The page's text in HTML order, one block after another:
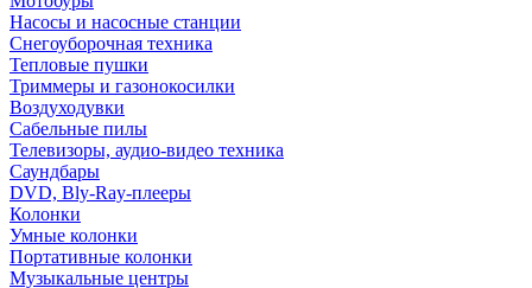
Насосы и насосные станции
Снегоуборочная техника
Тепловые пушки
Триммеры и газонокосилки
Воздуходувки
Сабельные пилы
Телевизоры, аудио-видео техника
Саундбары
DVD, Bly-Ray-плееры
Колонки
Умные колонки
Портативные колонки
Музыкальные центры